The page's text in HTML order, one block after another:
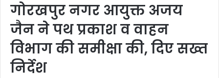
गोरखपुर नगर आयुक्त अजय
जैन ने पथ प्रकाश व वाहन
विभाग की समीक्षा की, दिए सख्त
निर्देश